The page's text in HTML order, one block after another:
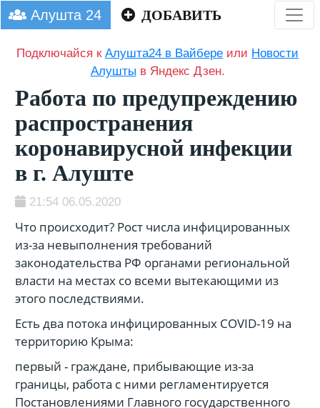
Алушта 24 ДОБАВИТЬ
Подключайся кАлушта24 в Вайбере или Новости
Алушты в Яндекс Дзен.
Работа по предупреждению
распространения
коронавирусной инфекции
в г. Алуште
21:54 06.05.2020
Что происходит? Рост числа инфицированных
из-за невыполнения требований
законодательства РФ органами региональной
власти на местах со всеми вытекающими из
этого последствиями.
Есть два потока инфицированных COVID-19 на
территорию Крыма:
первый - граждане, прибывающие из-за
границы, работа с ними регламентируется
Постановлениями Главного государственного